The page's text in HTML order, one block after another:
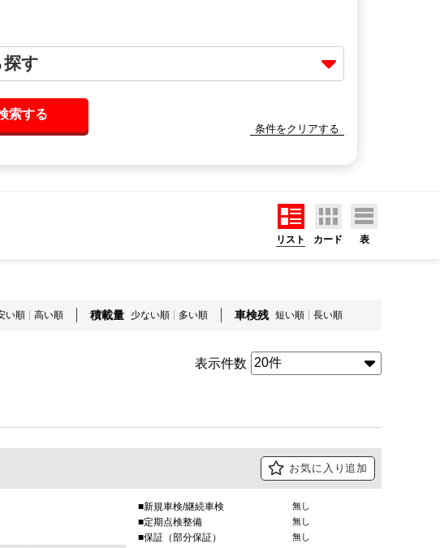
す
索する
条件をクリアする
リスト カード 表
い順 高い順 積載量 少ない順 多い順 車検残 短い順 長い順
表示件数
お気に入り追加
新規車検/継続車検 無し
定期点検整備 無し
保証（部分保証） 無し